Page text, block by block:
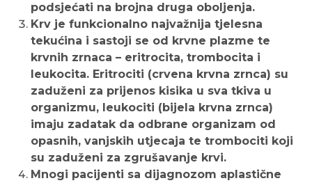
podsjećati na brojna druga oboljenja.
Krv je funkcionalno najvažnija tjelesna
tekućina i sastoji se od krvne plazme te
krvnih zrnaca – eritrocita, trombocita i
leukocita. Eritrociti (crvena krvna zrnca) su
zaduženi za prijenos kisika u sva tkiva u
organizmu, leukociti (bijela krvna zrnca)
imaju zadatak da odbrane organizam od
opasnih, vanjskih utjecaja te trombociti koji
su zaduženi za zgrušavanje krvi.
Mnogi pacijenti sa dijagnozom aplastične